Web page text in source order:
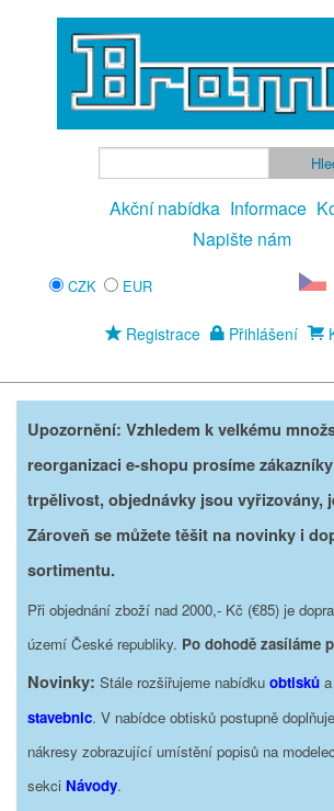
Akční nabídka Informace
Napište nám
CZK EUR
Registrace Přihlášení
Upozornění: Vzhledem k velkému
reorganizaci e-shopu prosíme
trpělivost, objednávky jsou vyřizovány,
Zároveň se můžete těšit na novinky i
sortimentu.
Při objednání zboží nad 2000,- Kč (€85) je
území České republiky. Po dohodě zasíláme
Novinky: Stále rozšiřujeme nabídku obtisků a
stavebnic. V nabídce obtisků postupně
nákresy zobrazující umístění popisů na
sekci Návody.